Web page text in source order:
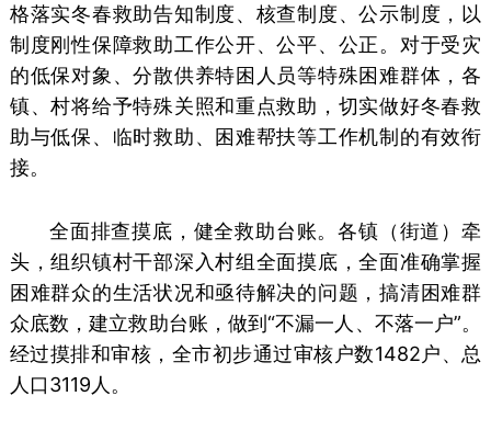
格落实冬春救助告知制度、核查制度、公示制度，以
制度刚性保障救助工作公开、公平、公正。对于受灾
的低保对象、分散供养特困人员等特殊困难群体，各
镇、村将给予特殊关照和重点救助，切实做好冬春救
助与低保、临时救助、困难帮扶等工作机制的有效衔
接。
全面排查摸底，健全救助台账。各镇（街道）牵
头，组织镇村干部深入村组全面摸底，全面准确掌握
困难群众的生活状况和亟待解决的问题，搞清困难群
众底数，建立救助台账，做到“不漏一人、不落一户”。
经过摸排和审核，全市初步通过审核户数1482户、总
人口3119人。